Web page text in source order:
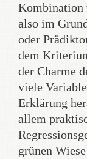
Kombination
also im
oder
dem
der Charme
viele
Erklärung
allem
grünen